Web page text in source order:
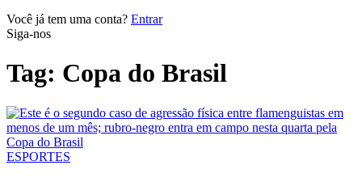
Você já tem uma conta? Entrar
Siga-nos
Tag: Copa do Brasil
ESPORTES